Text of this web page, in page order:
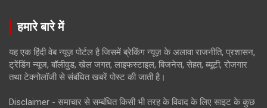
हमारे बारे में
यह एक हिंदी वेब न्यूज़ पोर्टल है जिसमें ब्रेकिंग न्यूज़ के अलावा राजनीति, प्रशासन,
ट्रेंडिंग न्यूज, बॉलीवुड, खेल जगत, लाइफस्टाइल, बिजनेस, सेहत, ब्यूटी, रोजगार
तथा टेक्नोलॉजी से संबंधित खबरें पोस्ट की जाती है।
Disclaimer - समाचार से सम्बंधित किसी भी तरह के विवाद के लिए साइट के कुछ